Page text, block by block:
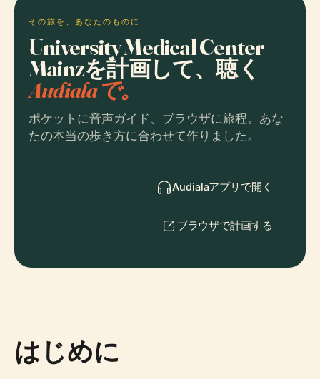
その旅を、あなたのものに
University Medical Center
Mainzを計画して、聴く
Audialaで。
ポケットに音声ガイド、ブラウザに旅程。あな
たの本当の歩き方に合わせて作りました。
Audialaアプリで開く
ブラウザで計画する
はじめに